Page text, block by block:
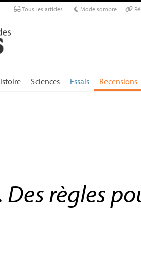
Tous les articles Mode sombre
Sciences Essais Recensions
règles